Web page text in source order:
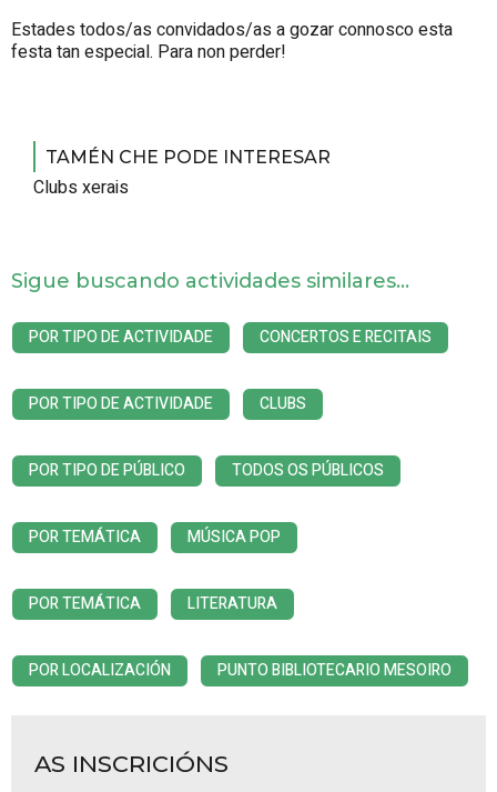
Estades todos/as convidados/as a gozar connosco esta
festa tan especial. Para non perder!
TAMÉN CHE PODE INTERESAR
Clubs xerais
Sigue buscando actividades similares...
POR TIPO DE ACTIVIDADE CONCERTOS E RECITAIS
POR TIPO DE ACTIVIDADE CLUBS
POR TIPO DE PÚBLICO TODOS OS PÚBLICOS
POR TEMÁTICA MÚSICA POP
POR TEMÁTICA LITERATURA
POR LOCALIZACIÓN PUNTO BIBLIOTECARIO MESOIRO
AS INSCRICIÓNS